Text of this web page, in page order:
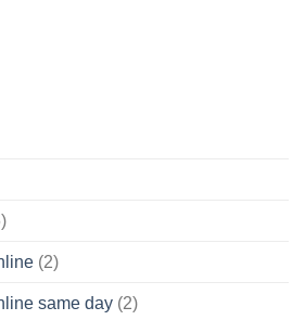
(2)
same day (2)